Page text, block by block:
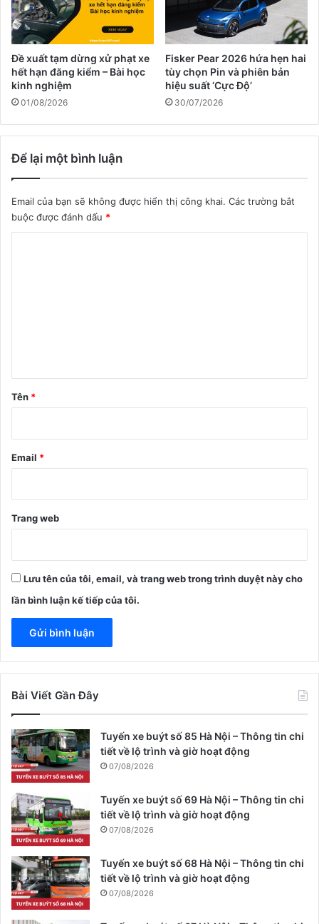
Đề xuất tạm dừng xử phạt xe
hết hạn đăng kiểm – Bài học
kinh nghiệm
01/08/2026
Fisker Pear 2026 hứa hẹn hai
tùy chọn Pin và phiên bản
hiệu suất ‘Cực Độ’
30/07/2026
Để lại một bình luận
Email của bạn sẽ không được hiển thị công khai. Các trường bắt
buộc được đánh dấu *
n
Tên *
Email *
Trang web
Lưu tên của tôi, email, và trang web trong trình duyệt này cho
lần bình luận kế tiếp của tôi.
Bài Viết Gần Đây
Tuyến xe buýt số 85 Hà Nội – Thông tin chi
tiết về lộ trình và giờ hoạt động
07/08/2026
Tuyến xe buýt số 69 Hà Nội – Thông tin chi
tiết về lộ trình và giờ hoạt động
07/08/2026
Tuyến xe buýt số 68 Hà Nội – Thông tin chi
tiết về lộ trình và giờ hoạt động
07/08/2026